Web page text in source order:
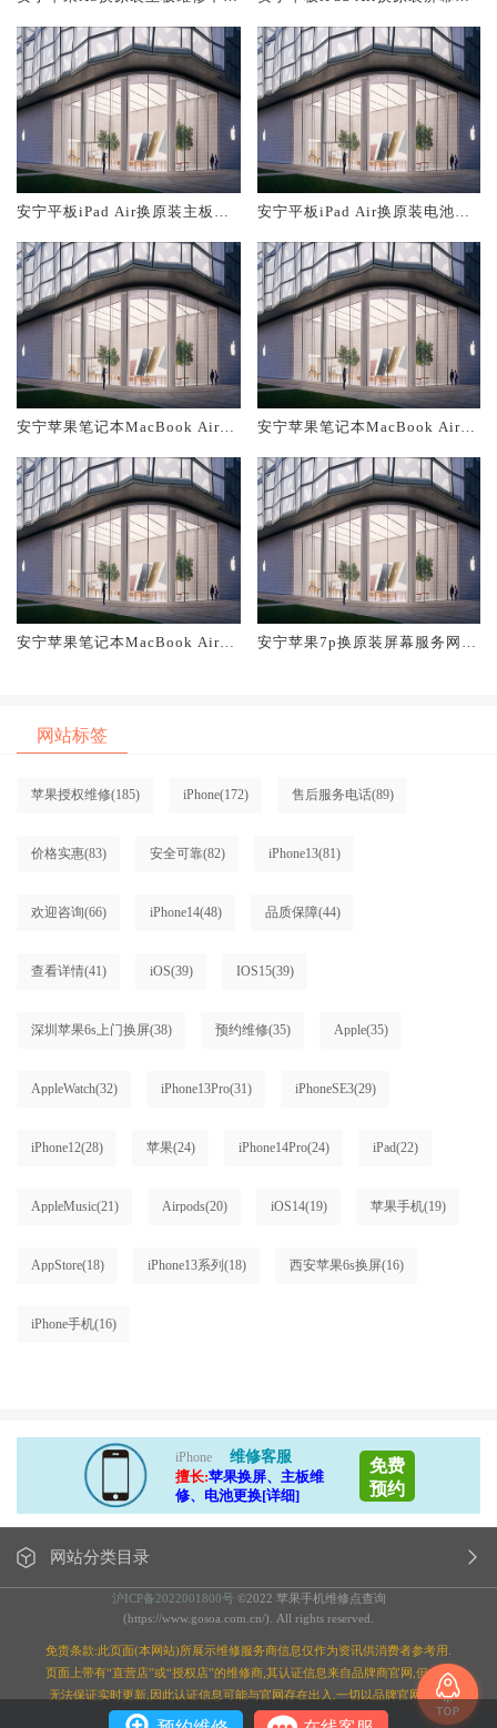
安宁平板iPad Air换原装主板维
安宁平板iPad Air换原装电池维
安宁苹果笔记本MacBook Air换
安宁苹果笔记本MacBook Air换
安宁苹果笔记本MacBook Air换
安宁苹果7p换原装屏幕服务网点
网站标签
苹果授权维修(185) iPhone(172) 售后服务电话(89)
价格实惠(83) 安全可靠(82) iPhone13(81)
欢迎咨询(66) iPhone14(48) 品质保障(44)
查看详情(41) iOS(39) IOS15(39)
深圳苹果6s上门换屏(38) 预约维修(35) Apple(35)
AppleWatch(32) iPhone13Pro(31) iPhoneSE3(29)
iPhone12(28) 苹果(24) iPhone14Pro(24) iPad(22)
AppleMusic(21) Airpods(20) iOS14(19) 苹果手机(19)
AppStore(18) iPhone13系列 (18) 西安苹果6s换屏(16)
iPhone手机(16)
iPhone
维修客服
擅长:苹果换屏、主板维
修、电池更换[详细]
免费
预约
网站分类目录
沪ICP备2022001800号 ©2022 苹果手机维修点查询
(https://www.gosoa.com.cn/). All rights reserved.
免责条款:此页面(本网站)所展示维修服务商信息仅作为资讯供消费者参考用.
页面上带有“直营店”或“授权店”的维修商,其认证信息来自品牌商官网,但本站
无法保证实时更新,因此认证信息可能与官网存在出入,一切以品牌官网为准;